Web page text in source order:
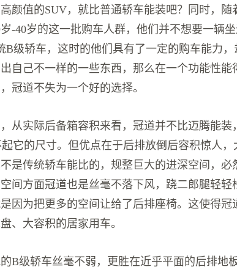
颜值的SUV，就比普通轿车能装吧？同时，随
-40岁的这一批购车人群，他们并不想要一辆
B级轿车，这时的他们具有了一定的购车能力
自己不一样的一些东西，那么在一个功能性能
冠道不失为一个好的选择。
从实际后备箱容积来看，冠道并不比迈腾能装
它的尺寸。但优点在于后排放倒后容积惊人，
是传统轿车能比的，规整巨大的进深空间，必
间方面冠道也是丝毫不落下风，跷二郎腿轻轻
因为把更多的空间让给了后排座椅。这使得冠
、大容积的居家用车。
B级轿车丝毫不弱，更胜在近乎平面的后排地